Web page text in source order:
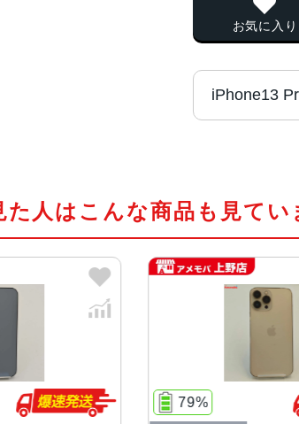
お気に入り
iPhone13
カラー
容量
液晶
た人はこんな商品も見てい
79%